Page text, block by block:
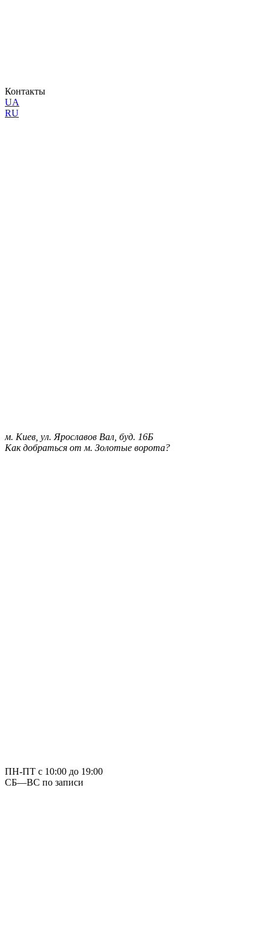
Контакты
UA
RU
м. Киев, ул. Ярославов Вал, буд. 16Б
Как добраться от м. Золотые ворота?
ПН-ПТ с 10:00 до 19:00
СБ—ВС по записи